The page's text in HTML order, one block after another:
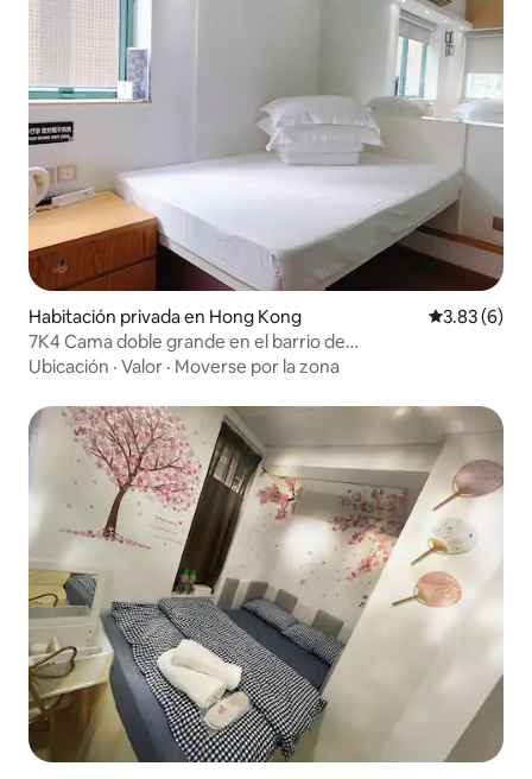
Habitación privada en Hong Kong Calificación
3.83 (6)
7K4 Cama doble grande en el barrio de
Tonglinggwan/baño privado/a 3 minutos de la estación de
Ubicación · Valor · Moverse por la zona